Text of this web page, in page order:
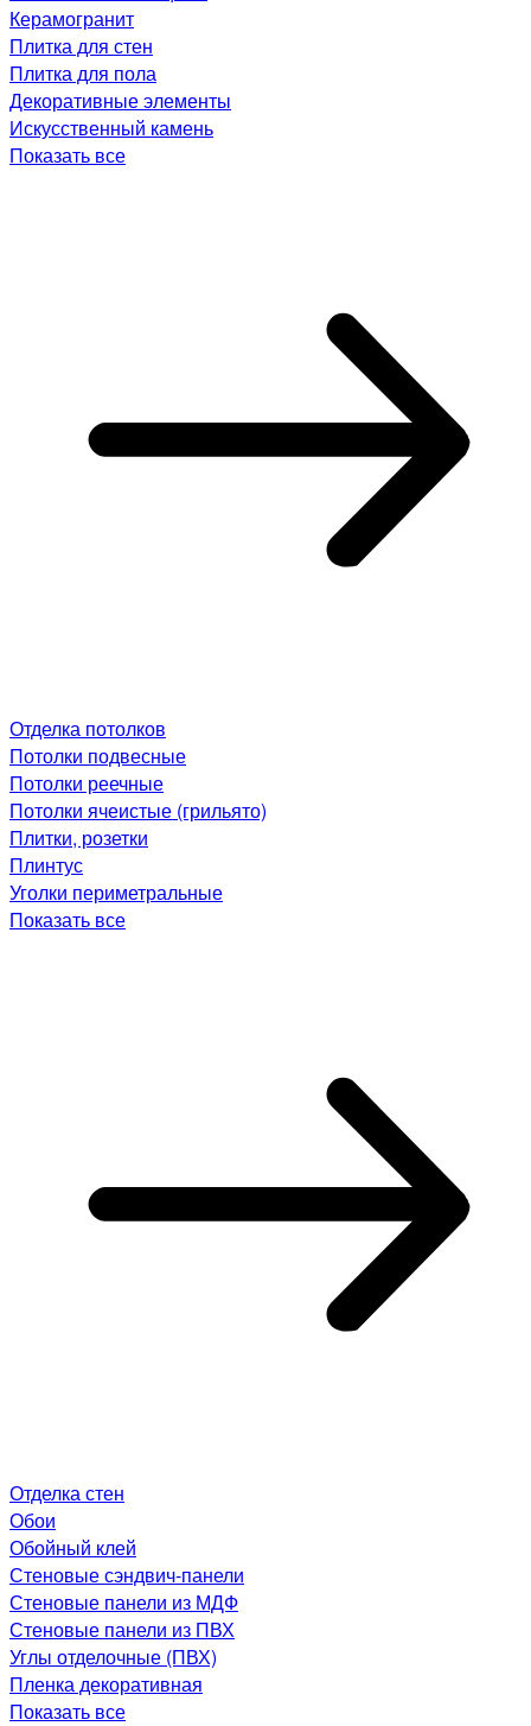
Керамогранит
Плитка для стен
Плитка для пола
Декоративные элементы
Искусственный камень
Показать все
Отделка потолков
Потолки подвесные
Потолки реечные
Потолки ячеистые (грильято)
Плитки, розетки
Плинтус
Уголки периметральные
Показать все
Отделка стен
Обои
Обойный клей
Стеновые сэндвич-панели
Стеновые панели из МДФ
Стеновые панели из ПВХ
Углы отделочные (ПВХ)
Пленка декоративная
Показать все